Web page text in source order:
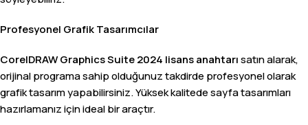
Profesyonel Grafik Tasarımcılar
CorelDRAW Graphics Suite 2024 lisans anahtarısatın alarak,
orijinal programa sahip olduğunuz takdirde profesyonel olarak
grafik tasarım yapabilirsiniz. Yüksek kalitede sayfa tasarımları
hazırlamanız için ideal bir araçtır.